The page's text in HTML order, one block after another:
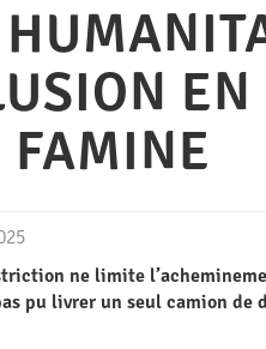
FAMINE
ne limite
pu livrer un seul camion de